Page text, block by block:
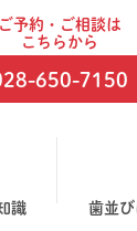
ご予約・ご相談は
こちらから
650-7150
識 歯並び